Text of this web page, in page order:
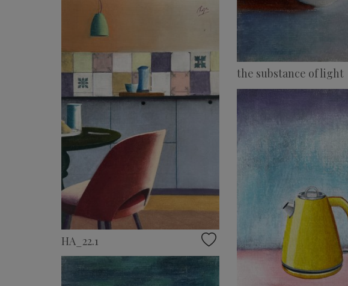
the substance of light
HA_22.1